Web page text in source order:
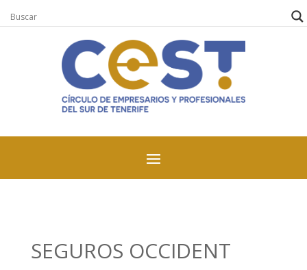
SEGUROS OCCIDENT